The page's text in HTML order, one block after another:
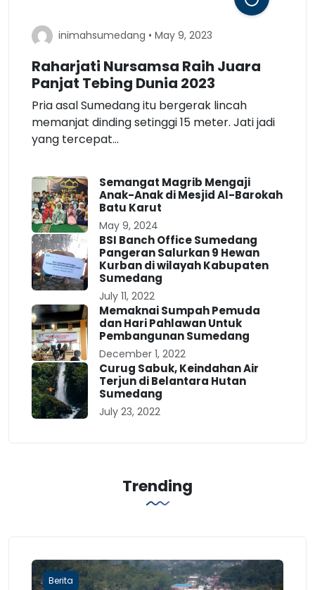
inimahsumedang • May 9, 2023
Raharjati Nursamsa Raih Juara
Panjat Tebing Dunia 2023
Pria asal Sumedang itu bergerak lincah
memanjat dinding setinggi 15 meter. Jati jadi
yang tercepat...
Semangat Magrib Mengaji
Anak-Anak di Mesjid Al-Barokah
Batu Karut
May 9, 2024
BSI Banch Office Sumedang
Pangeran Salurkan 9 Hewan
Kurban di wilayah Kabupaten
Sumedang
July 11, 2022
Memaknai Sumpah Pemuda
dan Hari Pahlawan Untuk
Pembangunan Sumedang
December 1, 2022
Curug Sabuk, Keindahan Air
Terjun di Belantara Hutan
Sumedang
July 23, 2022
Trending
Berita